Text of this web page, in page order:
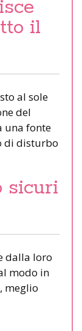
il
al sole
del
una fonte
di disturbo
sicuri
dalla loro
modo in
meglio